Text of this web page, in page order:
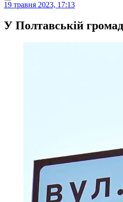
19 травня 2023, 17:13
У Полтавській